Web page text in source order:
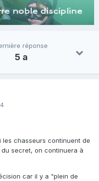
réponse
5 a
chasseurs continuent de
secret, on continuera à
car il y a "plein de